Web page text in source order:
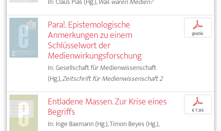
Para!. Epistemologische
Anmerkungen zu einem
Schlüsselwort der
Medienwirkungsforschung
In: Gesellschaft für Medienwissenschaft
(Hg.),Zeitschrift für Medienwissenschaft 2
p
gratis
Entladene Massen. Zur Krise eines
Begriffs
In: Inge Baxmann (Hg.), Timon Beyes (Hg.),
p
€ 7,95